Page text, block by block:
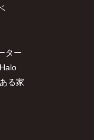
ター
る家